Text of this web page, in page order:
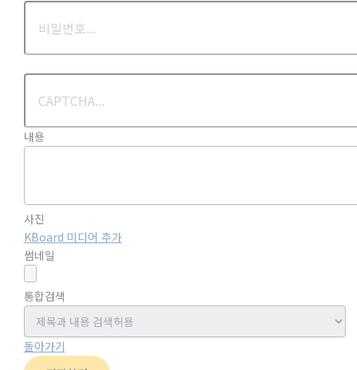
내용
사진
KBoard 미디어 추가
썸네일
통합검색
돌아가기